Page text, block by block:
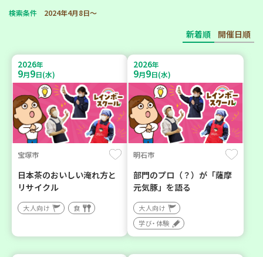
検索条件 2024年4月8日～
新着順 開催日順
2026年
9月9日(水)
宝塚市
日本茶のおいしい淹れ方と
リサイクル
大人向け 食
2026年
9月9日(水)
明石市
部門のプロ（？）が「薩摩
元気豚」を語る
大人向け
学び・体験